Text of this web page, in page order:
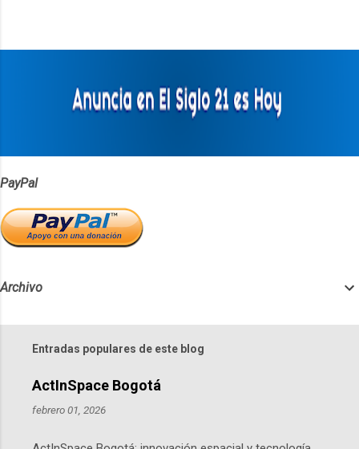
PayPal
Archivo
Entradas populares de este blog
ActInSpace Bogotá
febrero 01, 2026